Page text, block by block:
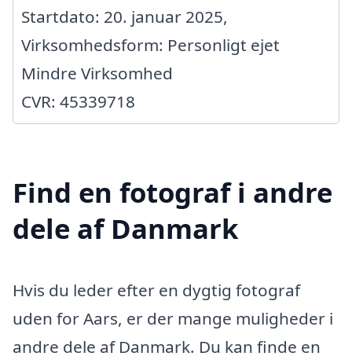
Startdato: 20. januar 2025,
Virksomhedsform: Personligt ejet
Mindre Virksomhed
CVR: 45339718
Find en fotograf i andre
dele af Danmark
Hvis du leder efter en dygtig fotograf
uden for Aars, er der mange muligheder i
andre dele af Danmark. Du kan finde en